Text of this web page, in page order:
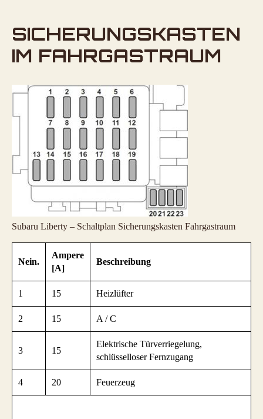
SICHERUNGSKASTEN
IM FAHRGASTRAUM
Subaru Liberty – Schaltplan Sicherungskasten Fahrgastraum
Nein.
Ampere
[A]
Beschreibung
1 15 Heizlüfter
2 15 A / C
3 15
Elektrische Türverriegelung,
schlüsselloser Fernzugang
4 20 Feuerzeug